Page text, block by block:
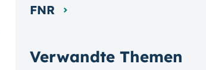
Verwandte Themen
FNR